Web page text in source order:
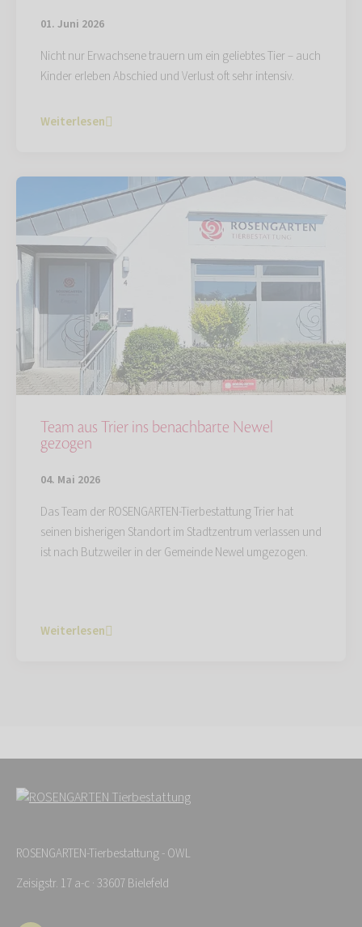
01. Juni 2026
Nicht nur Erwachsene trauern um ein geliebtes Tier – auch
Kinder erleben Abschied und Verlust oft sehr intensiv.
Weiterlesen
Team aus Trier ins benachbarte Newel
gezogen
04. Mai 2026
Das Team der ROSENGARTEN-Tierbestattung Trier hat
seinen bisherigen Standort im Stadtzentrum verlassen und
ist nach Butzweiler in der Gemeinde Newel umgezogen.
Weiterlesen
ROSENGARTEN-Tierbestattung - OWL
Zeisigstr. 17 a-c · 33607 Bielefeld